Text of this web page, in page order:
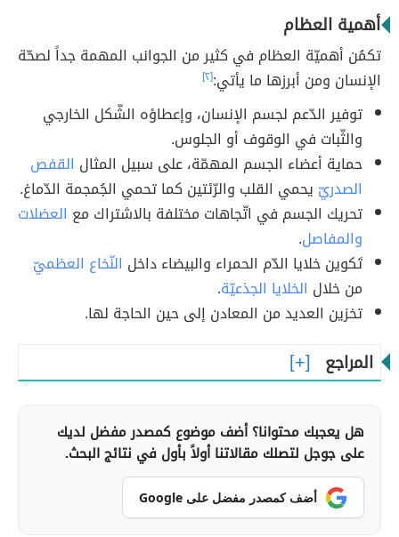
أهمية العظام
تكمُن أهميّة العظام في كثير من الجوانب المهمة جداً لصحّة
الإنسان ومن أبرزها ما يأتي:[٢]
توفير الدّعم لجسم الإنسان، وإعطاؤه الشّكل الخارجي
والثّبات في الوقوف أو الجلوس.
حماية أعضاء الجسم المهمّة، على سبيل المثال القفص
الصدريّ يحمي القلب والرّئتين كما تحمي الجُمجمة الدّماغ.
تحريك الجسم في اتّجاهات مختلفة بالاشتراك مع العضلات
والمفاصل.
تَكوين خلايا الدّم الحمراء والبيضاء داخل النّخاع العظميّ
من خلال الخلايا الجذعيّة.
تخزين العديد من المعادن إلى حين الحاجة لها.
المراجع
هل يعجبك محتوانا؟ أضف موضوع كمصدر مفضل لديك
على جوجل لتصلك مقالاتنا أولاً بأول في نتائج البحث.
أضف كمصدر مفضل على Google